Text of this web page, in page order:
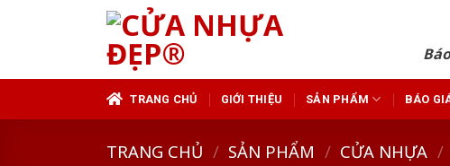
TRANG CHỦ GIỚI THIỆU SẢN PHẨM BÁO
TRANG CHỦ / SẢN PHẨM / CỬA NHỰA /